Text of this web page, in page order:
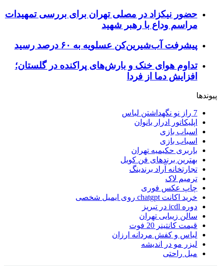
حضور نیکزاد در مصلی تهران برای بررسی تمهیدات
مراسم وداع با رهبر شهید
پیشرفت آب‌شیرین‌کن عسلویه به ۶۰ درصد رسید
تداوم هوای خنک و بارش‌های پراکنده در گلستان؛
افزایش دما از فردا
پیوندها
7 راز نو نگهداشتن لباس
اپلیکاتور ادرار بانوان
اسباب بازی
اسباب بازی
باربری حکیمیه تهران
بهترین برندهای فن کویل
تجارتخانه آراد برندینگ
ترمیم لاک
چاپ عکس فوری
خرید اکانت chatgpt روی ایمیل شخصی
دوره icdl در تبریز
سالن زیبایی تهران
قیمت کانتینر 20 فوت
لباس و کفش مردانه ارزان
لیزر مو در اندیشه
مبل راحتی